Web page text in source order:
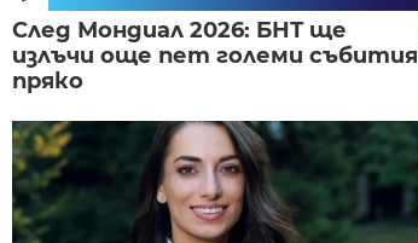
След Мондиал 2026: БНТ ще
излъчи още пет големи събития
пряко